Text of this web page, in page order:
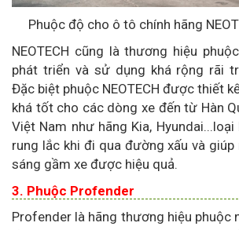
Phuộc độ cho ô tô chính hãng
NEOTECH cũng là thương hiệu
phát triển và sử dụng khá rộng rãi
Đặc biệt phuộc NEOTECH được thiết
khá tốt cho các dòng xe đến từ Hàn
Việt Nam như hãng Kia,
rung lắc khi đi qua đường xấu và giúp
sáng gầm xe được hiệu quả.
3. Phuộc Profender
Profender là hãng thương hiệu phuộc